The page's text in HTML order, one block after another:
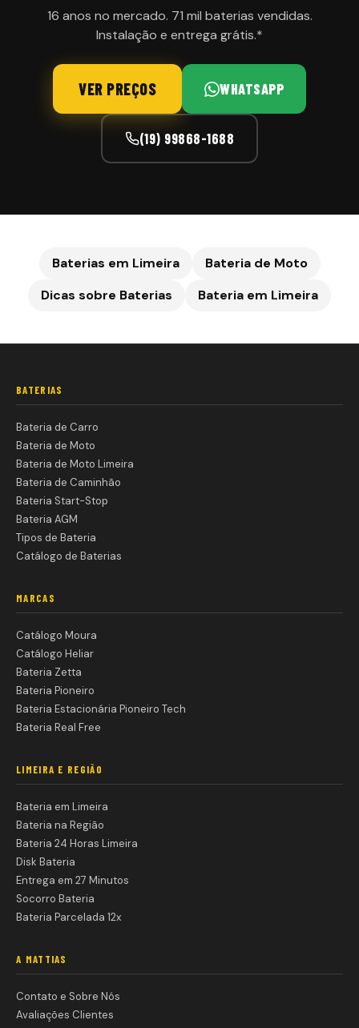
16 anos no mercado. 71 mil baterias vendidas.
Instalação e entrega grátis.*
VER PREÇOS WHATSAPP
(19) 99868-1688
Baterias em Limeira
Bateria de Moto
Dicas sobre Baterias
Bateria em Limeira
BATERIAS
Bateria de Carro
Bateria de Moto
Bateria de Moto Limeira
Bateria de Caminhão
Bateria Start-Stop
Bateria AGM
Tipos de Bateria
Catálogo de Baterias
MARCAS
Catálogo Moura
Catálogo Heliar
Bateria Zetta
Bateria Pioneiro
Bateria Estacionária Pioneiro Tech
Bateria Real Free
LIMEIRA E REGIÃO
Bateria em Limeira
Bateria na Região
Bateria 24 Horas Limeira
Disk Bateria
Entrega em 27 Minutos
Socorro Bateria
Bateria Parcelada 12x
A MATTIAS
Contato e Sobre Nós
Avaliações Clientes